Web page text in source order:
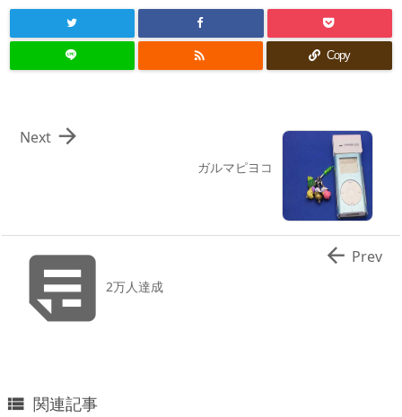
 Copy
ガルマピヨコ

Next
2万人達成
 Prev
 関連記事